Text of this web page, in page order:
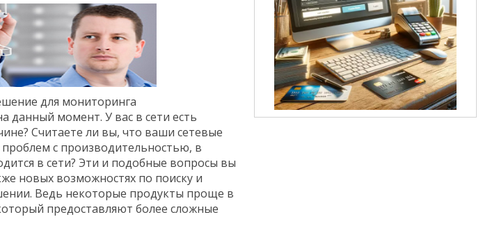
для мониторинга
данный момент. У вас в сети есть
Считаете ли вы, что ваши сетевые
с производительностью, в
в сети? Эти и подобные вопросы вы
новых возможностях по поиску и
Ведь некоторые продукты проще в
предоставляют более сложные